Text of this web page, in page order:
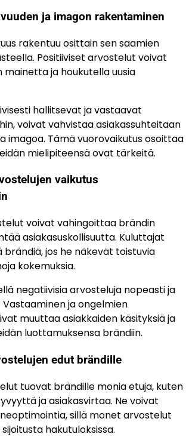
ja imagon rakentaminen
rakentuu osittain sen saamien
Positiiviset arvostelut voivat
ja houkutella uusia
hallitsevat ja vastaavat
voivat vahvistaa asiakassuhteitaan
imagoa. Tämä vuorovaikutus osoittaa
mielipiteensä ovat tärkeitä.
vaikutus
voivat vahingoittaa brändin
asiakasuskollisuutta. Kuluttajat
jos he näkevät toistuvia
kokemuksia.
negatiivisia arvosteluja nopeasti ja
ja ongelmien
muuttaa asiakkaiden käsityksiä ja
luottamuksensa brändiin.
edut brändille
tuovat brändille monia etuja, kuten
ja asiakasvirtaa. Ne voivat
sillä monet arvostelut
hakutuloksissa.